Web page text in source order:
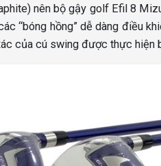
nên bộ gậy golf Efil 8
“bóng hồng” dễ dàng điều
của cú swing được thực hiện